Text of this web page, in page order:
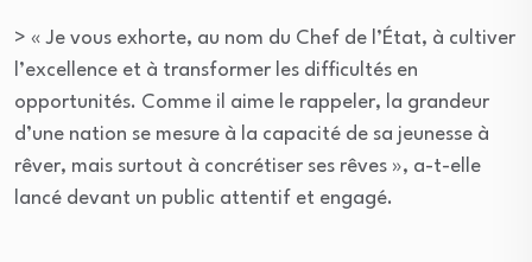
> « Je vous exhorte, au nom du Chef de l’État, à cultiver
l’excellence et à transformer les difficultés en
opportunités. Comme il aime le rappeler, la grandeur
d’une nation se mesure à la capacité de sa jeunesse à
rêver, mais surtout à concrétiser ses rêves », a-t-elle
lancé devant un public attentif et engagé.